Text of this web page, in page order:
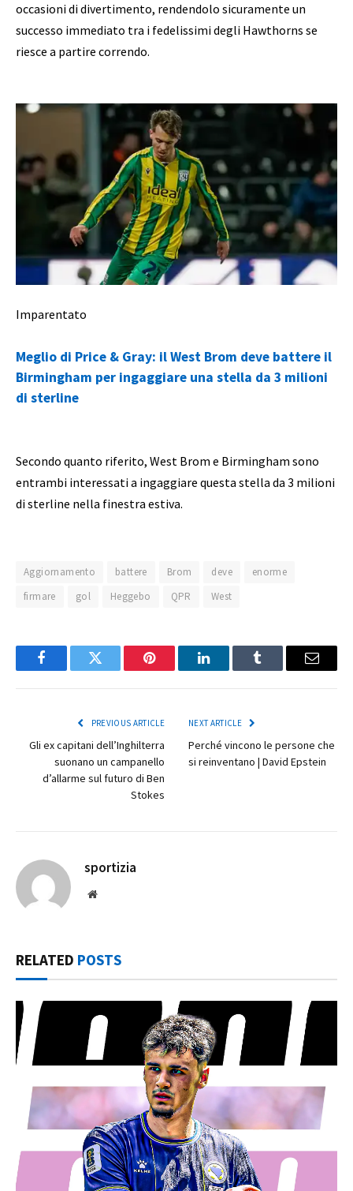
occasioni di divertimento, rendendolo sicuramente un
successo immediato tra i fedelissimi degli Hawthorns se
riesce a partire correndo.
Imparentato
Meglio di Price & Gray: il West Brom deve battere il
Birmingham per ingaggiare una stella da 3 milioni
di sterline
Secondo quanto riferito, West Brom e Birmingham sono
entrambi interessati a ingaggiare questa stella da 3 milioni
di sterline nella finestra estiva.
Aggiornamento battere Brom deve
enorme
firmare
gol Heggebo QPR West
FacebookTwitter Pinterest LinkedInTumblr Email
PREVIOUS ARTICLE
Gli ex capitani dell’Inghilterra
suonano un campanello
d’allarme sul futuro di Ben
Stokes
NEXT ARTICLE
Perché vincono le persone che
si reinventano | David Epstein
sportizia
Website
RELATED POSTS